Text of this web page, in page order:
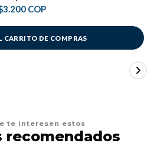
COP
CARRITO DE COMPRAS
te interesen estos
recomendados